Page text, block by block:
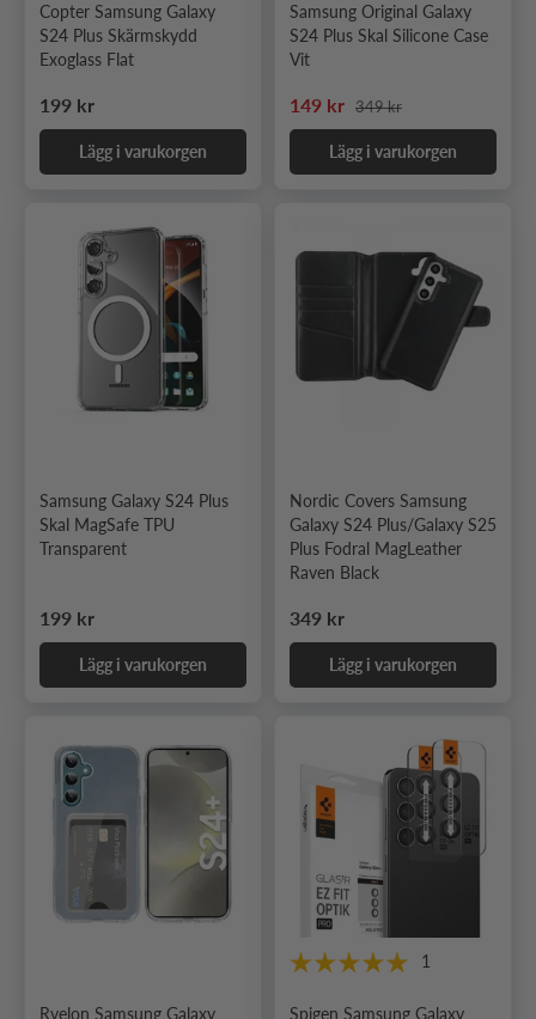
Copter Samsung Galaxy
S24 Plus Skärmskydd
Exoglass Flat
Ordinarie pris
199 kr
Lägg i varukorgen
Samsung Original Galaxy
S24 Plus Skal Silicone Case
Vit
Nedsatt pris
149 kr Ordinarie pris
349 kr
Lägg i varukorgen
Samsung Galaxy S24 Plus
Skal MagSafe TPU
Transparent
Ordinarie pris
199 kr
Lägg i varukorgen
Nordic Covers Samsung
Galaxy S24 Plus/Galaxy S25
Plus Fodral MagLeather
Raven Black
Ordinarie pris
349 kr
Lägg i varukorgen
Rvelon Samsung Galaxy
1
Spigen Samsung Galaxy